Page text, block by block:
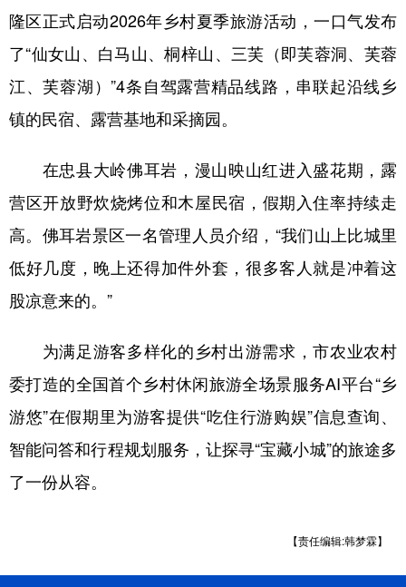
隆区正式启动2026年乡村夏季旅游活动，一口气发布
了“仙女山、白马山、桐梓山、三芙（即芙蓉洞、芙蓉
江、芙蓉湖）”4条自驾露营精品线路，串联起沿线乡
镇的民宿、露营基地和采摘园。
在忠县大岭佛耳岩，漫山映山红进入盛花期，露
营区开放野炊烧烤位和木屋民宿，假期入住率持续走
高。佛耳岩景区一名管理人员介绍，“我们山上比城里
低好几度，晚上还得加件外套，很多客人就是冲着这
股凉意来的。”
为满足游客多样化的乡村出游需求，市农业农村
委打造的全国首个乡村休闲旅游全场景服务AI平台“乡
游悠”在假期里为游客提供“吃住行游购娱”信息查询、
智能问答和行程规划服务，让探寻“宝藏小城”的旅途多
了一份从容。
【责任编辑:韩梦霖】